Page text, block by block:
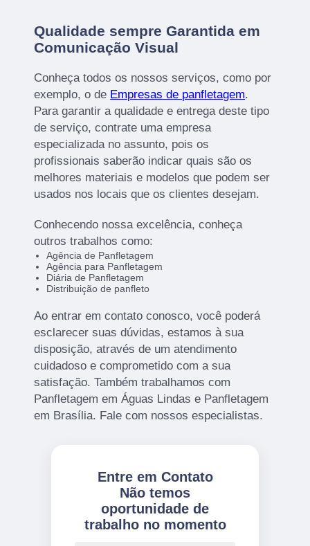
Qualidade sempre Garantida em
Comunicação Visual
Conheça todos os nossos serviços, como por
exemplo, o de Empresas de panfletagem.
Para garantir a qualidade e entrega deste tipo
de serviço, contrate uma empresa
especializada no assunto, pois os
profissionais saberão indicar quais são os
melhores materiais e modelos que podem ser
usados nos locais que os clientes desejam.
Conhecendo nossa excelência, conheça
outros trabalhos como:
Agência de Panfletagem
Agência para Panfletagem
Diária de Panfletagem
Distribuição de panfleto
Ao entrar em contato conosco, você poderá
esclarecer suas dúvidas, estamos à sua
disposição, através de um atendimento
cuidadoso e comprometido com a sua
satisfação. Também trabalhamos com
Panfletagem em Águas Lindas e Panfletagem
em Brasília. Fale com nossos especialistas.
Entre em Contato
Não temos
oportunidade de
trabalho no momento